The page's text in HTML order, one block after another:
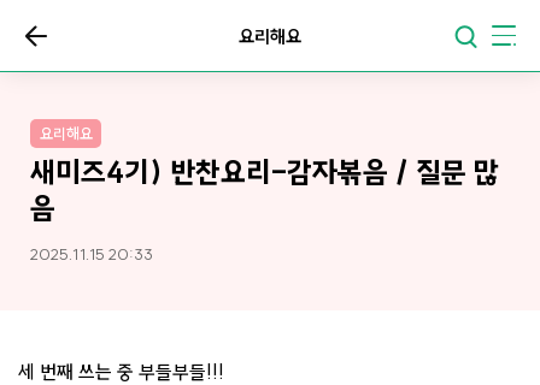
요리해요
요리해요
새미즈4기) 반찬요리-감자볶음 / 질문 많
음
2025.11.15 20:33
세 번째 쓰는 중 부들부들!!!